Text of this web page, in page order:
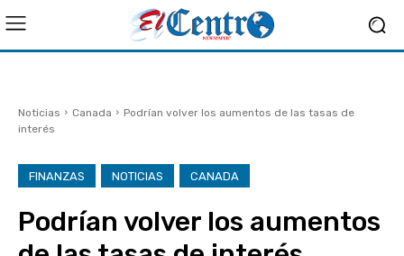
Noticias Canada
Podrían volver los aumentos de las tasas de
interés
FINANZAS NOTICIAS CANADA
Podrían volver los aumentos